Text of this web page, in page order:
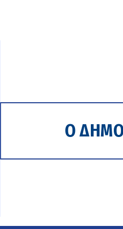
Ο